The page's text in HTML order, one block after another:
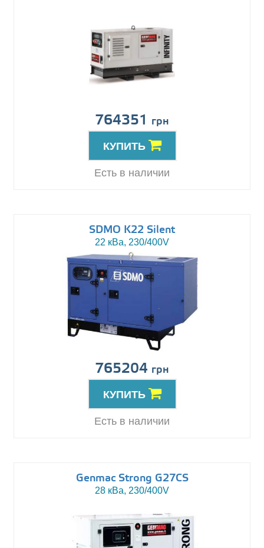
764351 грн
КУПИТЬ
Есть в наличии
SDMO K22 Silent
22 кВа, 230/400V
765204 грн
КУПИТЬ
Есть в наличии
Genmac Strong G27CS
28 кВа, 230/400V